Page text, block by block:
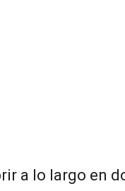
a lo largo en